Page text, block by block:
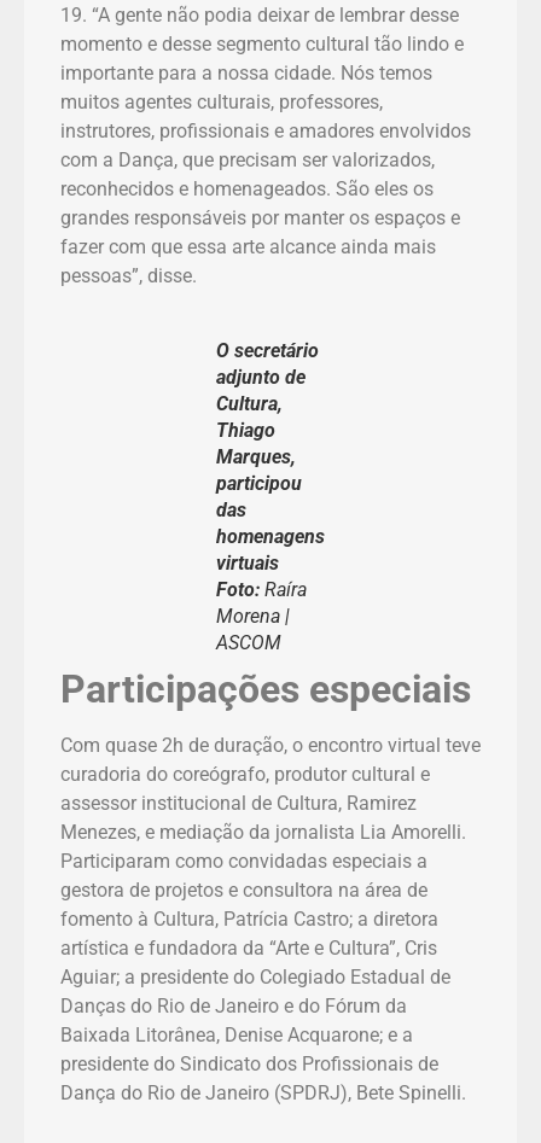
19. “A gente não podia deixar de lembrar desse
momento e desse segmento cultural tão lindo e
importante para a nossa cidade. Nós temos
muitos agentes culturais, professores,
instrutores, profissionais e amadores envolvidos
com a Dança, que precisam ser valorizados,
reconhecidos e homenageados. São eles os
grandes responsáveis por manter os espaços e
fazer com que essa arte alcance ainda mais
pessoas”, disse.
O secretário
adjunto de
Cultura,
Thiago
Marques,
participou
das
homenagens
virtuais
Foto: Raíra
Morena |
ASCOM
Participações especiais
Com quase 2h de duração, o encontro virtual teve
curadoria do coreógrafo, produtor cultural e
assessor institucional de Cultura, Ramirez
Menezes, e mediação da jornalista Lia Amorelli.
Participaram como convidadas especiais a
gestora de projetos e consultora na área de
fomento à Cultura, Patrícia Castro; a diretora
artística e fundadora da “Arte e Cultura”, Cris
Aguiar; a presidente do Colegiado Estadual de
Danças do Rio de Janeiro e do Fórum da
Baixada Litorânea, Denise Acquarone; e a
presidente do Sindicato dos Profissionais de
Dança do Rio de Janeiro (SPDRJ), Bete Spinelli.